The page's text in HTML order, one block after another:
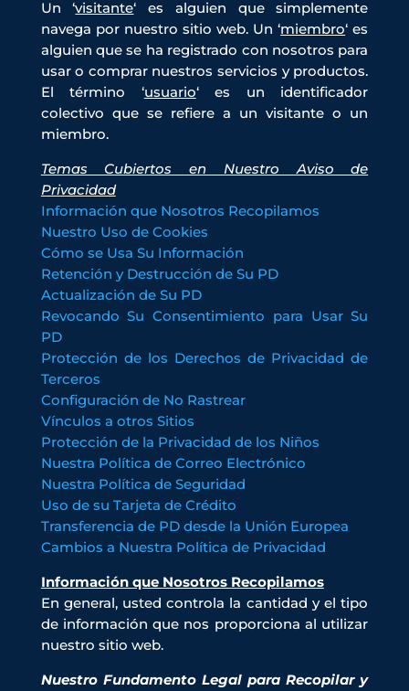
Un ‘visitante‘ es alguien que simplemente
navega por nuestro sitio web. Un ‘miembro‘ es
alguien que se ha registrado con nosotros para
usar o comprar nuestros servicios y productos.
El término ‘usuario‘ es un identificador
colectivo que se refiere a un visitante o un
miembro.
Temas Cubiertos en Nuestro Aviso de
Privacidad
Información que Nosotros Recopilamos
Nuestro Uso de Cookies
Cómo se Usa Su Información
Retención y Destrucción de Su PD
Actualización de Su PD
Revocando Su Consentimiento para Usar Su
PD
Protección de los Derechos de Privacidad de
Terceros
Configuración de No Rastrear
Vínculos a otros Sitios
Protección de la Privacidad de los Niños
Nuestra Política de Correo Electrónico
Nuestra Política de Seguridad
Uso de su Tarjeta de Crédito
Transferencia de PD desde la Unión Europea
Cambios a Nuestra Política de Privacidad
Información que Nosotros Recopilamos
En general, usted controla la cantidad y el tipo
de información que nos proporciona al utilizar
nuestro sitio web.
Nuestro Fundamento Legal para Recopilar y